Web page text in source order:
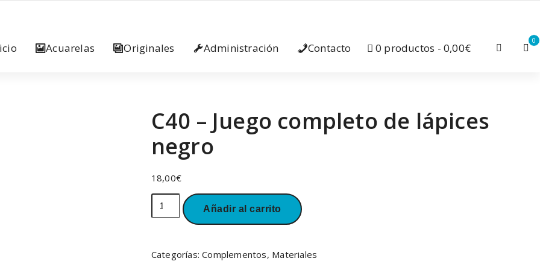
Acuarelas Originales Administración Contacto 0 productos 0,00€
0
C40 – Juego completo de lápices
negro
18,00€
C40
lápices
Añadir al carrito
Categorías:Complementos, Materiales